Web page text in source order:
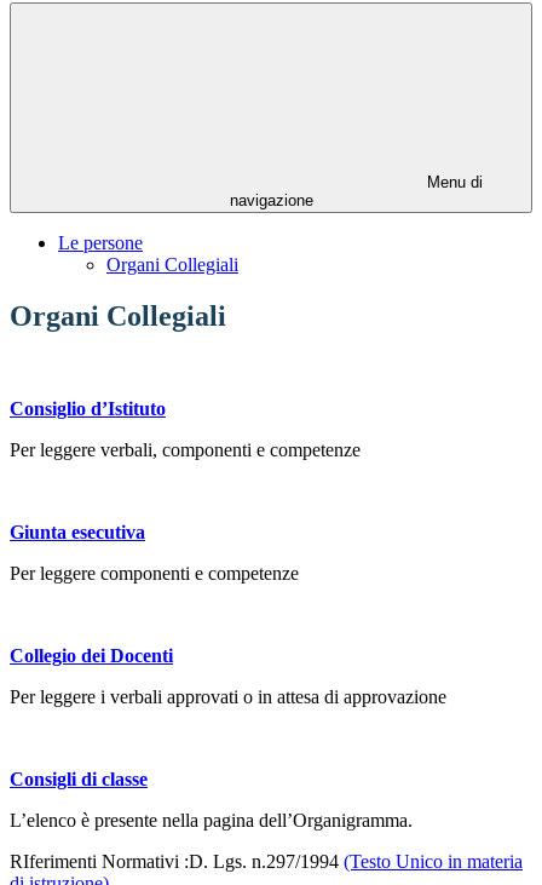
Menu di
navigazione
Le persone
Organi Collegiali
Organi Collegiali
Consiglio d’Istituto
Per leggere verbali, componenti e competenze
Giunta esecutiva
Per leggere componenti e competenze
Collegio dei Docenti
Per leggere i verbali approvati o in attesa di approvazione
Consigli di classe
L’elenco è presente nella pagina dell’Organigramma.
RIferimenti Normativi :D. Lgs. n.297/1994 (Testo Unico in materia